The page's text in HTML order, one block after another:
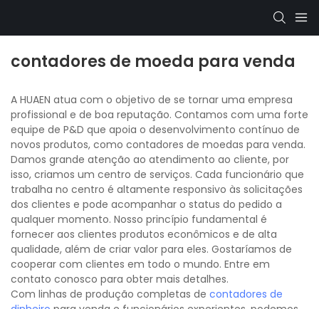
contadores de moeda para venda
A HUAEN atua com o objetivo de se tornar uma empresa
profissional e de boa reputação. Contamos com uma forte
equipe de P&D que apoia o desenvolvimento contínuo de
novos produtos, como contadores de moedas para venda.
Damos grande atenção ao atendimento ao cliente, por
isso, criamos um centro de serviços. Cada funcionário que
trabalha no centro é altamente responsivo às solicitações
dos clientes e pode acompanhar o status do pedido a
qualquer momento. Nosso princípio fundamental é
fornecer aos clientes produtos econômicos e de alta
qualidade, além de criar valor para eles. Gostaríamos de
cooperar com clientes em todo o mundo. Entre em
contato conosco para obter mais detalhes.
Com linhas de produção completas de contadores de